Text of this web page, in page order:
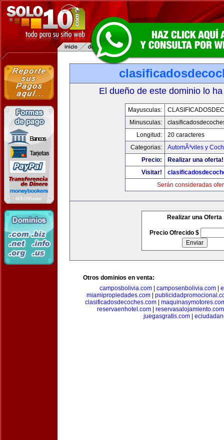
El dueño de este dominio lo
Mayusculas:
Minusculas:
Longitud:
20 caracteres
Categorias:
AutomÃ³viles y
Precio:
Realizar una oferta!
Visitar!
Serán consideradas
Realizar una Oferta
Precio Ofrecido $
Otros dominios en venta:
camposbolivia.com| camposenbolivia.com|
miamipropiedades.com
clasificadosdecoches.com
reservaenhotel.com| reservasalojamiento.com
juegasgratis.com|